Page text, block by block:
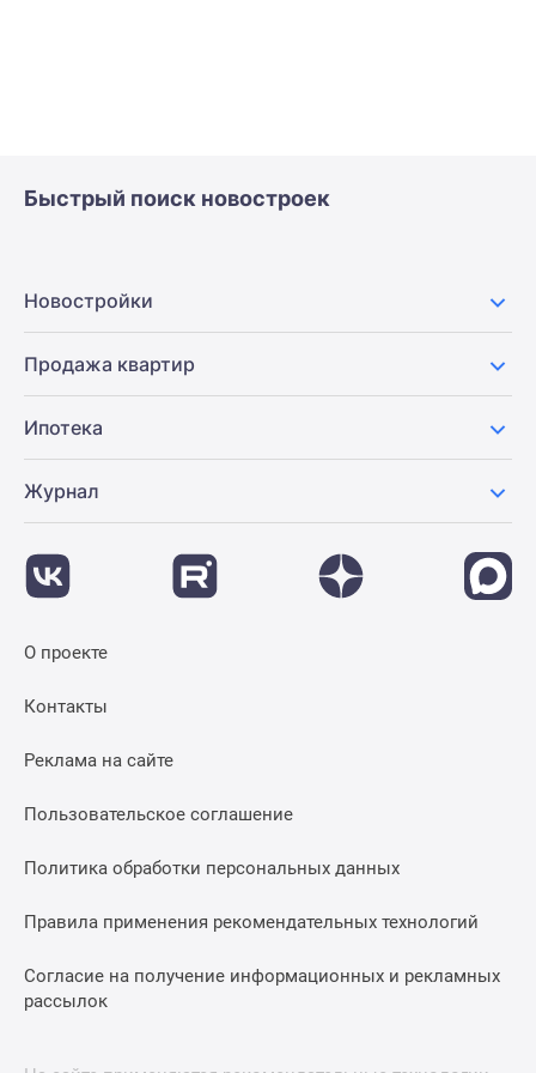
Быстрый поиск новостроек
Новостройки
Продажа квартир
Ипотека
Журнал
О проекте
Контакты
Реклама на сайте
Пользовательское соглашение
Политика обработки персональных данных
Правила применения рекомендательных технологий
Согласие на получение информационных и рекламных
рассылок